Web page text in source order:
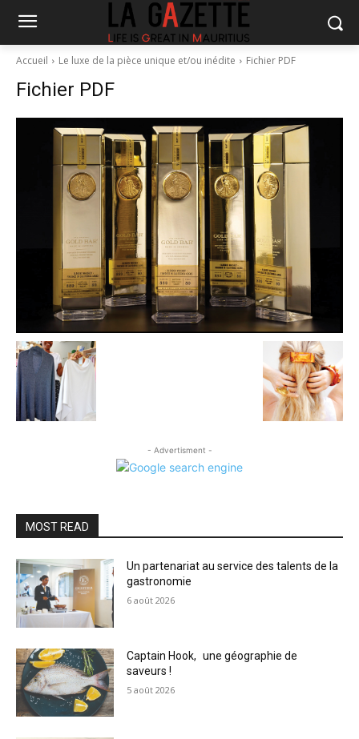
Accueil Le luxe de la pièce unique et/ou inédite Fichier PDF
Fichier PDF
- Advertisment -
MOST READ
Un partenariat au service des talents de la
gastronomie
6 août 2026
Captain Hook, une géographie de
saveurs !
5 août 2026